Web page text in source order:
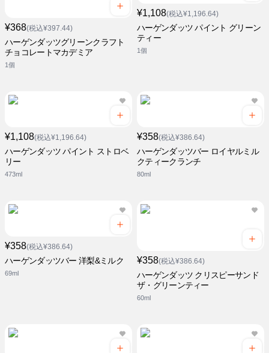
¥368(税込¥397.44)
ハーゲンダッツグリーンクラフト
チョコレートマカデミア
1個
¥1,108(税込¥1,196.64)
ハーゲンダッツ パイント グリーン
ティー
1個
¥1,108(税込¥1,196.64)
ハーゲンダッツ パイント ストロベ
リー
473ml
¥358(税込¥386.64)
ハーゲンダッツバー ロイヤルミル
クティークランチ
80ml
¥358(税込¥386.64)
ハーゲンダッツバー 洋梨&ミルク
69ml
¥358(税込¥386.64)
ハーゲンダッツ クリスピーサンド
ザ・グリーンティー
60ml